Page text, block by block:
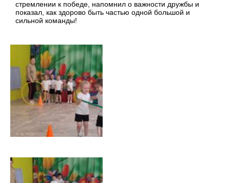
стремлении к победе, напомнил о важности дружбы и
показал, как здорово быть частью одной большой и
сильной команды!